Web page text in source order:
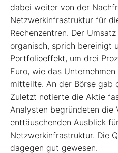
dabei weiter von der
Netzwerkinfrastruktur für
Rechenzentren. Der
organisch, sprich bereinigt
Portfolioeffekt, um drei
Euro, wie das
mitteilte. An der Börse gab
Zuletzt notierte die Aktie
Analysten begründeten die
enttäuschenden Ausblick
Netzwerkinfrastruktur. Die
dagegen gut gewesen.